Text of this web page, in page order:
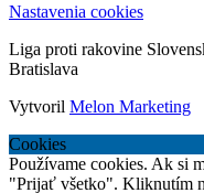
Nastavenia cookies
Liga proti rakovine
Bratislava
Vytvoril Melon Marketing
Cookies
Používame cookies. Ak si
"Prijať všetko". Kliknutím